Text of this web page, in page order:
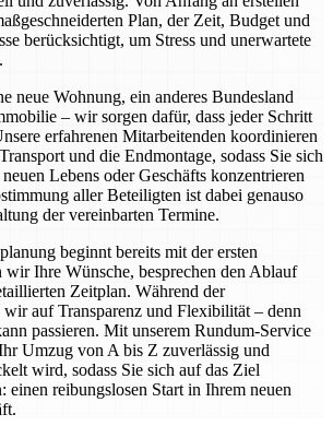
Plan, der Zeit, Budget und
berücksichtigt, um Stress und unerwartete
neue Wohnung, ein anderes Bundesland
– wir sorgen dafür, dass jeder Schritt
erfahrenen Mitarbeitenden koordinieren
und die Endmontage, sodass Sie sich
Lebens oder Geschäfts konzentrieren
aller Beteiligten ist dabei genauso
der vereinbarten Termine.
beginnt bereits mit der ersten
Ihre Wünsche, besprechen den Ablauf
Zeitplan. Während der
auf Transparenz und Flexibilität – denn
passieren. Mit unserem Rundum-Service
Umzug von A bis Z zuverlässig und
wird, sodass Sie sich auf das Ziel
einen reibungslosen Start in Ihrem neuen